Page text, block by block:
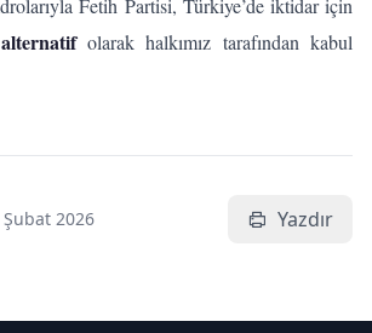
Fetih Partisi, Türkiye’de iktidar için
olarak halkımız tarafından kabul
Şubat 2026 Yazdır